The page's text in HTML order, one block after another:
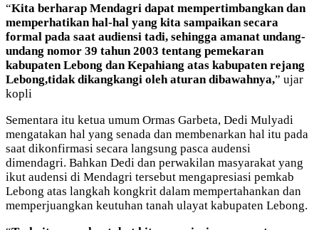
“Kita berharap Mendagri dapat mempertimbangkan dan
memperhatikan hal-hal yang kita sampaikan secara
formal pada saat audiensi tadi, sehingga amanat undang-
undang nomor 39 tahun 2003 tentang pemekaran
kabupaten Lebong dan Kepahiang atas kabupaten rejang
Lebong,tidak dikangkangi oleh aturan dibawahnya,” ujar
kopli
Sementara itu ketua umum Ormas Garbeta, Dedi Mulyadi
mengatakan hal yang senada dan membenarkan hal itu pada
saat dikonfirmasi secara langsung pasca audensi
dimendagri. Bahkan Dedi dan perwakilan masyarakat yang
ikut audensi di Mendagri tersebut mengapresiasi pemkab
Lebong atas langkah kongkrit dalam mempertahankan dan
memperjuangkan keutuhan tanah ulayat kabupaten Lebong.